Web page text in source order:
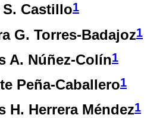
S. Castillo1
G. Torres-Badajoz1
A. Núñez-Colín1
Peña-Caballero1
H. Herrera Méndez1